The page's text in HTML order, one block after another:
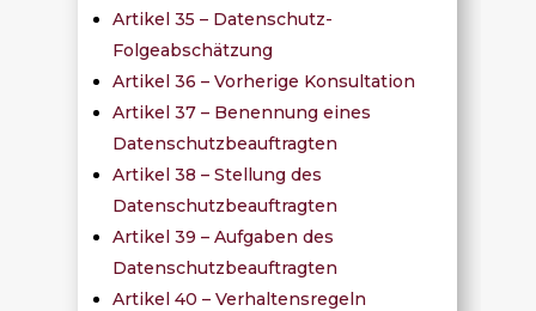
Artikel 35 – Datenschutz-
Folgeabschätzung
Artikel 36 – Vorherige Konsultation
Artikel 37 – Benennung eines
Datenschutzbeauftragten
Artikel 38 – Stellung des
Datenschutzbeauftragten
Artikel 39 – Aufgaben des
Datenschutzbeauftragten
Artikel 40 – Verhaltensregeln